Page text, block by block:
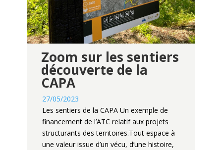
Zoom sur les sentiers
découverte de la
CAPA
27/05/2023
Les sentiers de la CAPA Un exemple de
financement de l’ATC relatif aux projets
structurants des territoires.Tout espace à
une valeur issue d’un vécu, d’une histoire,